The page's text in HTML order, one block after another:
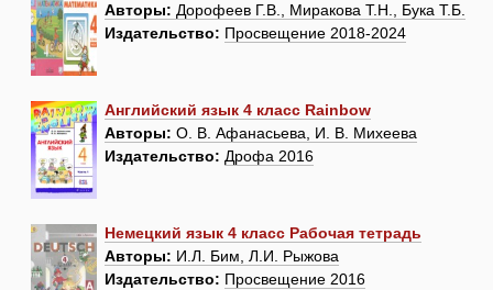
Авторы: Дорофеев Г.В., Миракова Т.Н., Бука Т.Б.
Издательство: Просвещение 2018-2024
Английский язык 4 класс Rainbow
Авторы: О. В. Афанасьева, И. В. Михеева
Издательство: Дрофа 2016
Немецкий язык 4 класс Рабочая тетрадь
Авторы: И.Л. Бим, Л.И. Рыжова
Издательство: Просвещение 2016